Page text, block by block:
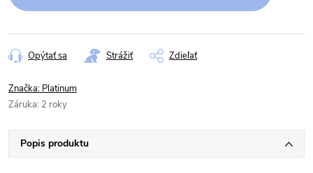
Opýtať sa Strážiť Zdieľať
Značka: Platinum
Záruka: 2 roky
Popis produktu